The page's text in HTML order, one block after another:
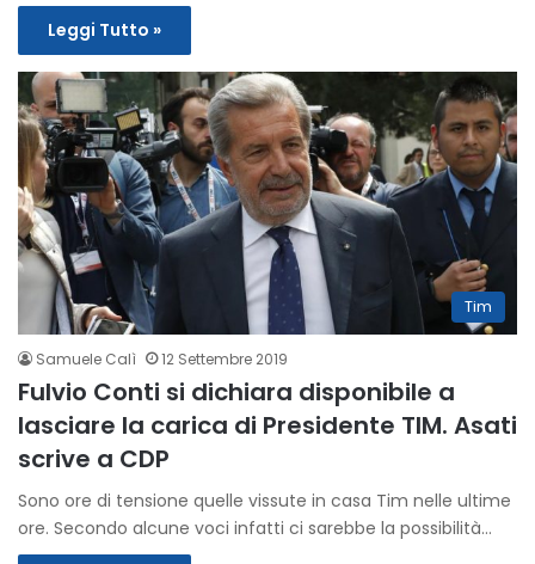
Leggi Tutto »
Tim
Samuele Calì 12 Settembre 2019
Fulvio Conti si dichiara disponibile a
lasciare la carica di Presidente TIM. Asati
scrive a CDP
Sono ore di tensione quelle vissute in casa Tim nelle ultime
ore. Secondo alcune voci infatti ci sarebbe la possibilità…